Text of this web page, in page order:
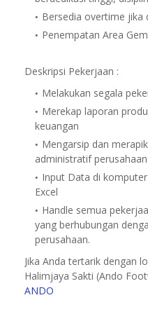
Bersedia overtime jika
Penempatan Area
Deskripsi Pekerjaan :
Melakukan segala
Merekap laporan
keuangan
Mengarsip dan
administratif perusahaan
Input Data di
Excel
Handle semua
yang berhubungan
perusahaan.
Jika Anda tertarik dengan
Halimjaya Sakti (Ando
ANDO